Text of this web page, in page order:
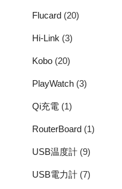
Flucard (20)
Hi-Link (3)
Kobo (20)
PlayWatch (3)
Qi充電 (1)
RouterBoard (1)
USB温度計 (9)
USB電力計 (7)